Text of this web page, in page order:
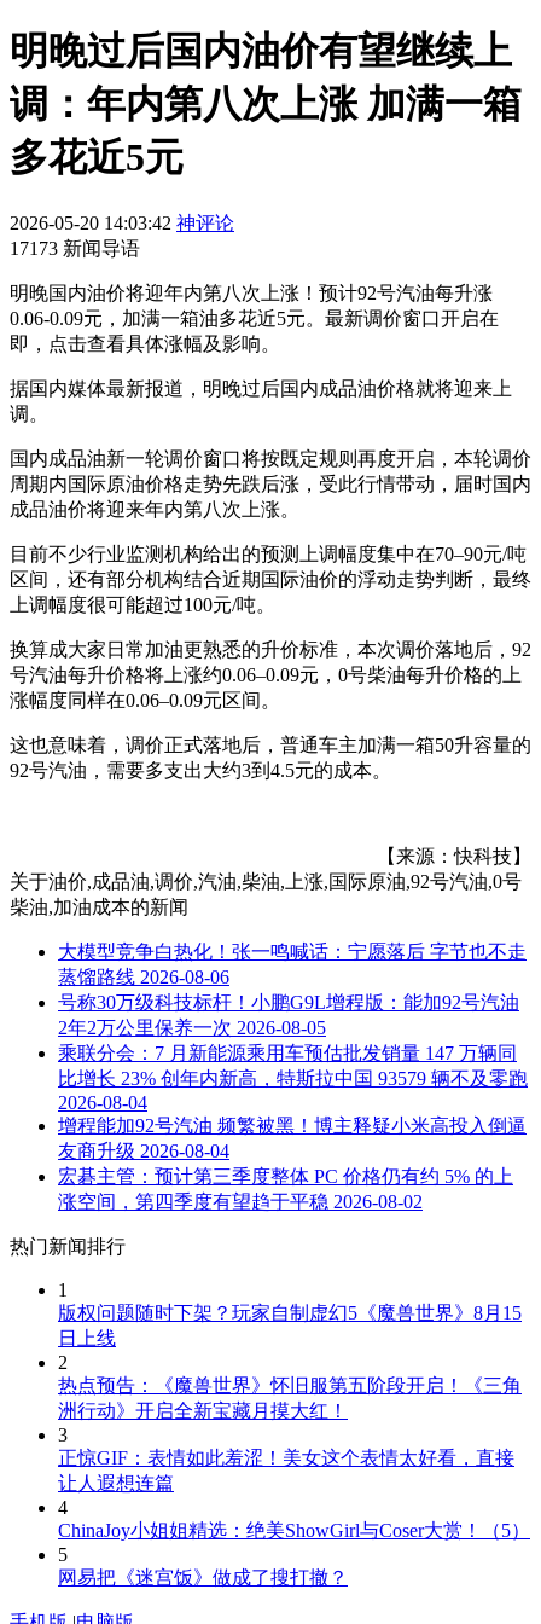
明晚过后国内油价有望继续上
调：年内第八次上涨 加满一箱
多花近5元
2026-05-20 14:03:42 神评论
17173 新闻导语
明晚国内油价将迎年内第八次上涨！预计92号汽油每升涨
0.06-0.09元，加满一箱油多花近5元。最新调价窗口开启在
即，点击查看具体涨幅及影响。
据国内媒体最新报道，明晚过后国内成品油价格就将迎来上
调。
国内成品油新一轮调价窗口将按既定规则再度开启，本轮调价
周期内国际原油价格走势先跌后涨，受此行情带动，届时国内
成品油价将迎来年内第八次上涨。
目前不少行业监测机构给出的预测上调幅度集中在70–90元/吨
区间，还有部分机构结合近期国际油价的浮动走势判断，最终
上调幅度很可能超过100元/吨。
换算成大家日常加油更熟悉的升价标准，本次调价落地后，92
号汽油每升价格将上涨约0.06–0.09元，0号柴油每升价格的上
涨幅度同样在0.06–0.09元区间。
这也意味着，调价正式落地后，普通车主加满一箱50升容量的
92号汽油，需要多支出大约3到4.5元的成本。
【来源：快科技】
关于油价,成品油,调价,汽油,柴油,上涨,国际原油,92号汽油,0号
柴油,加油成本的新闻
大模型竞争白热化！张一鸣喊话：宁愿落后 字节也不走
蒸馏路线 2026-08-06
号称30万级科技标杆！小鹏G9L增程版：能加92号汽油
2年2万公里保养一次 2026-08-05
乘联分会：7 月新能源乘用车预估批发销量 147 万辆同
比增长 23% 创年内新高，特斯拉中国 93579 辆不及零跑
2026-08-04
增程能加92号汽油 频繁被黑！博主释疑小米高投入倒逼
友商升级 2026-08-04
宏碁主管：预计第三季度整体 PC 价格仍有约 5% 的上
涨空间，第四季度有望趋于平稳 2026-08-02
热门新闻排行
1
版权问题随时下架？玩家自制虚幻5《魔兽世界》8月15
日上线
2
热点预告：《魔兽世界》怀旧服第五阶段开启！《三角
洲行动》开启全新宝藏月摸大红！
3
正惊GIF：表情如此羞涩！美女这个表情太好看，直接
让人遐想连篇
4
ChinaJoy小姐姐精选：绝美ShowGirl与Coser大赏！（5）
5
网易把《迷宫饭》做成了搜打撤？